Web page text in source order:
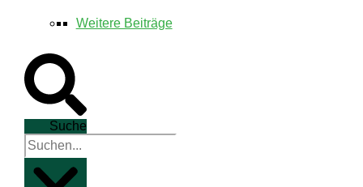
Weitere Beiträge
Suche